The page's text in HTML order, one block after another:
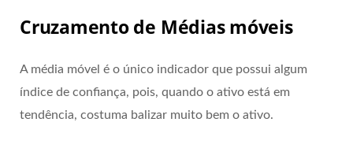
Cruzamento de Médias móveis
A média móvel é o único indicador que possui algum
índice de confiança, pois, quando o ativo está em
tendência, costuma balizar muito bem o ativo.